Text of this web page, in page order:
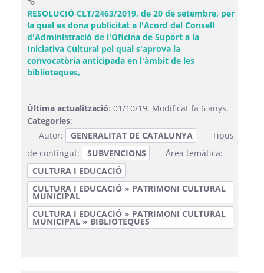
RESOLUCIÓ CLT/2463/2019, de 20 de setembre, per
la qual es dona publicitat a l'Acord del Consell
d'Administració de l'Oficina de Suport a la
Iniciativa Cultural pel qual s'aprova la
convocatòria anticipada en l'àmbit de les
biblioteques,
Última actualització: 01/10/19. Modificat fa 6 anys.
Categories:
Autor:
GENERALITAT DE CATALUNYA
Tipus
de contingut:
SUBVENCIONS
Àrea temàtica:
CULTURA I EDUCACIÓ
CULTURA I EDUCACIÓ » PATRIMONI CULTURAL
MUNICIPAL
CULTURA I EDUCACIÓ » PATRIMONI CULTURAL
MUNICIPAL » BIBLIOTEQUES